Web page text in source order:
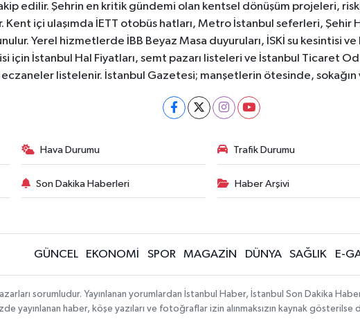
edilir. Şehrin en kritik gündemi olan kentsel dönüşüm projeleri,
içi ulaşımda İETT otobüs hatları, Metro İstanbul seferleri, Şehir
Yerel hizmetlerde İBB Beyaz Masa duyuruları, İSKİ su kesintisi
için İstanbul Hal Fiyatları, semt pazarı listeleri ve İstanbul Ticaret
listelenir. İstanbul Gazetesi; manşetlerin ötesinde, sokağın
Hava Durumu Trafik Durumu
Son Dakika Haberleri Haber Arşivi
GÜNCEL EKONOMİ SPOR MAGAZİN DÜNYA SAĞLIK E-
sorumludur. Yayınlanan yorumlardan İstanbul Haber, İstanbul Son Dakika
yayınlanan haber, köşe yazıları ve fotoğraflar izin alınmaksızın kaynak